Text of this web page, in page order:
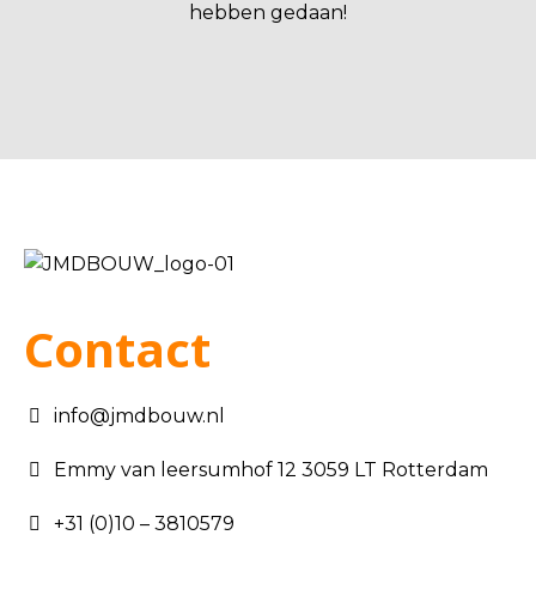
hebben gedaan!
Contact
info@jmdbouw.nl
Emmy van leersumhof 12 3059 LT Rotterdam
+31 (0)10 – 3810579